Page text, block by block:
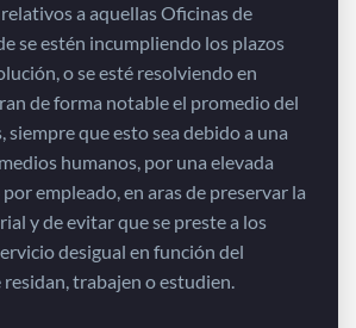
a aquellas Oficinas de
se estén incumpliendo los plazos
o se esté resolviendo en
de forma notable el promedio del
siempre que esto sea debido a una
humanos, por una elevada
empleado, en aras de preservar la
y de evitar que se preste a los
desigual en función del
trabajen o estudien.